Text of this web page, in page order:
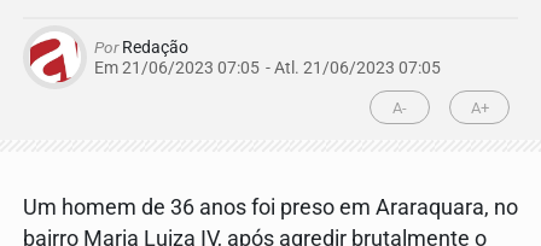
PorRedação
Em 21/06/2023 07:05 - Atl. 21/06/2023 07:05
A- A+
Um homem de 36 anos foi preso em Araraquara, no
bairro Maria Luiza IV, após agredir brutalmente o